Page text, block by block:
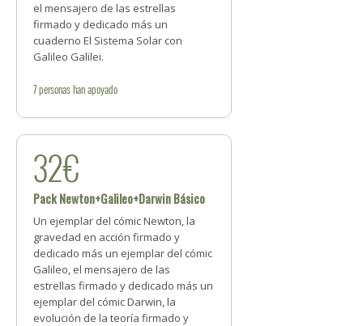
el mensajero de las estrellas
firmado y dedicado más un
cuaderno El Sistema Solar con
Galileo Galilei.
7personashan apoyado
32€
Pack Newton+Galileo+Darwin Básico
Un ejemplar del cómic Newton, la
gravedad en acción firmado y
dedicado más un ejemplar del cómic
Galileo, el mensajero de las
estrellas firmado y dedicado más un
ejemplar del cómic Darwin, la
evolución de la teoría firmado y